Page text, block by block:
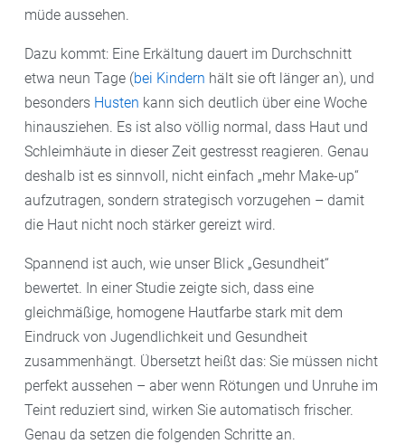
müde aussehen.
Dazu kommt: Eine Erkältung dauert im Durchschnitt
etwa neun Tage (bei Kindern hält sie oft länger an), und
besonders Husten kann sich deutlich über eine Woche
hinausziehen. Es ist also völlig normal, dass Haut und
Schleimhäute in dieser Zeit gestresst reagieren. Genau
deshalb ist es sinnvoll, nicht einfach „mehr Make-up“
aufzutragen, sondern strategisch vorzugehen – damit
die Haut nicht noch stärker gereizt wird.
Spannend ist auch, wie unser Blick „Gesundheit“
bewertet. In einer Studie zeigte sich, dass eine
gleichmäßige, homogene Hautfarbe stark mit dem
Eindruck von Jugendlichkeit und Gesundheit
zusammenhängt. Übersetzt heißt das: Sie müssen nicht
perfekt aussehen – aber wenn Rötungen und Unruhe im
Teint reduziert sind, wirken Sie automatisch frischer.
Genau da setzen die folgenden Schritte an.